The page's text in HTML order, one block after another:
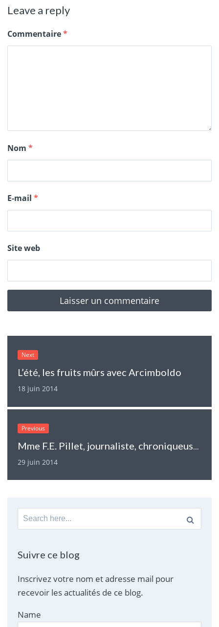
Leave a reply
Commentaire*
Nom *
E-mail *
Site web
Next
L’été, les fruits mûrs avec Arcimboldo
18 juin 2014
Previous
Mme F.E. Pillet, journaliste, chroniqueuse, rédactrice de critiques de films…et aussi en dialyse depuis 13 ans
29 juin 2014
Search
for:
Suivre ce blog
Inscrivez votre nom et adresse mail pour
recevoir les actualités de ce blog.
Name